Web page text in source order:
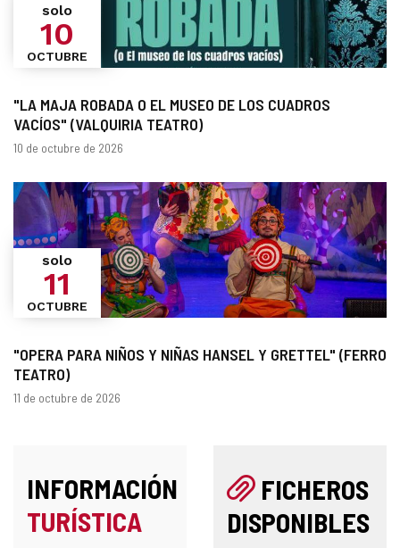
"LA MAJA ROBADA O EL MUSEO DE LOS CUADROS
VACÍOS" (VALQUIRIA TEATRO)
solo
10
OCTUBRE
Fechas
10 de octubre de 2026
"OPERA PARA NIÑOS Y NIÑAS HANSEL Y GRETTEL" (FERRO
TEATRO)
solo
11
OCTUBRE
Fechas
11 de octubre de 2026
INFORMACIÓN
TURÍSTICA
FICHEROS
DISPONIBLES